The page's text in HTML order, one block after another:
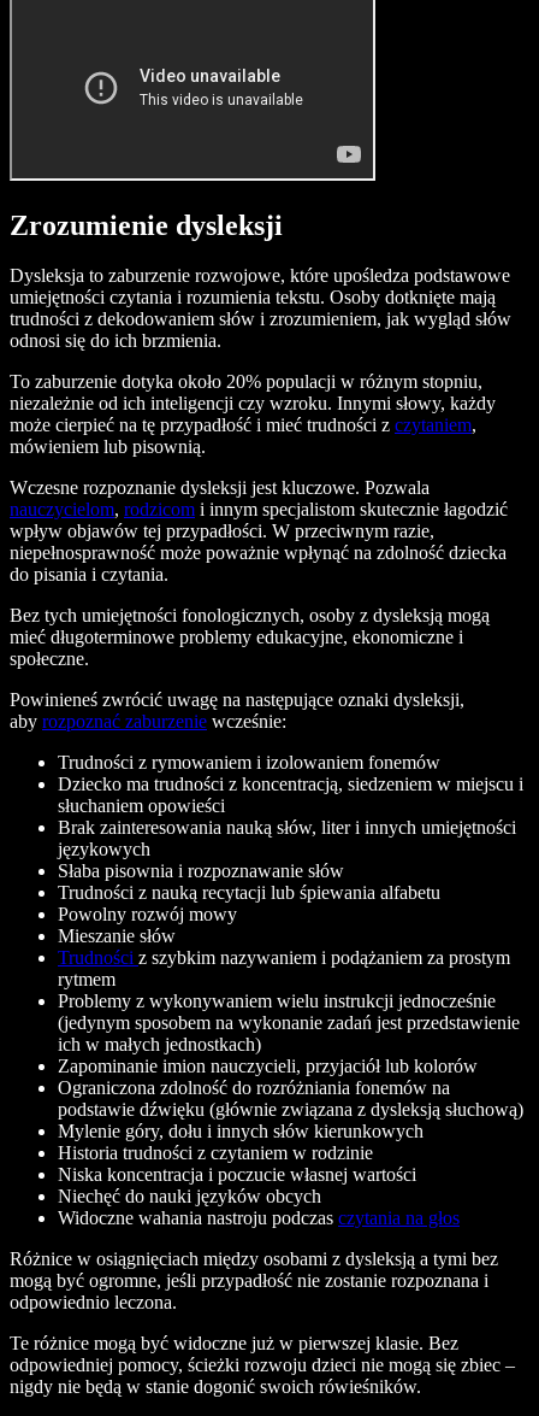
Zrozumienie dysleksji
Dysleksja to zaburzenie rozwojowe, które upośledza podstawowe
umiejętności czytania i rozumienia tekstu. Osoby dotknięte mają
trudności z dekodowaniem słów i zrozumieniem, jak wygląd słów
odnosi się do ich brzmienia.
To zaburzenie dotyka około 20% populacji w różnym stopniu,
niezależnie od ich inteligencji czy wzroku. Innymi słowy, każdy
może cierpieć na tę przypadłość i mieć trudności z czytaniem,
mówieniem lub pisownią.
Wczesne rozpoznanie dysleksji jest kluczowe. Pozwala
nauczycielom, rodzicom i innym specjalistom skutecznie łagodzić
wpływ objawów tej przypadłości. W przeciwnym razie,
niepełnosprawność może poważnie wpłynąć na zdolność dziecka
do pisania i czytania.
Bez tych umiejętności fonologicznych, osoby z dysleksją mogą
mieć długoterminowe problemy edukacyjne, ekonomiczne i
społeczne.
Powinieneś zwrócić uwagę na następujące oznaki dysleksji,
aby rozpoznać zaburzenie wcześnie:
Trudności z rymowaniem i izolowaniem fonemów
Dziecko ma trudności z koncentracją, siedzeniem w miejscu i
słuchaniem opowieści
Brak zainteresowania nauką słów, liter i innych umiejętności
językowych
Słaba pisownia i rozpoznawanie słów
Trudności z nauką recytacji lub śpiewania alfabetu
Powolny rozwój mowy
Mieszanie słów
Trudności z szybkim nazywaniem i podążaniem za prostym
rytmem
Problemy z wykonywaniem wielu instrukcji jednocześnie
(jedynym sposobem na wykonanie zadań jest przedstawienie
ich w małych jednostkach)
Zapominanie imion nauczycieli, przyjaciół lub kolorów
Ograniczona zdolność do rozróżniania fonemów na
podstawie dźwięku (głównie związana z dysleksją słuchową)
Mylenie góry, dołu i innych słów kierunkowych
Historia trudności z czytaniem w rodzinie
Niska koncentracja i poczucie własnej wartości
Niechęć do nauki języków obcych
Widoczne wahania nastroju podczas czytania na głos
Różnice w osiągnięciach między osobami z dysleksją a tymi bez
mogą być ogromne, jeśli przypadłość nie zostanie rozpoznana i
odpowiednio leczona.
Te różnice mogą być widoczne już w pierwszej klasie. Bez
odpowiedniej pomocy, ścieżki rozwoju dzieci nie mogą się zbiec –
nigdy nie będą w stanie dogonić swoich rówieśników.